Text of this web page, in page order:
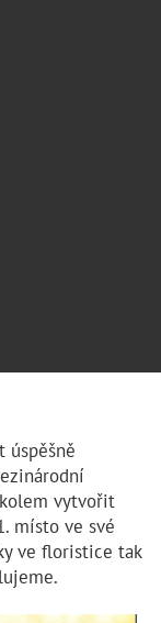
úspěšně
vytvořit
místo ve své
ve floristice tak